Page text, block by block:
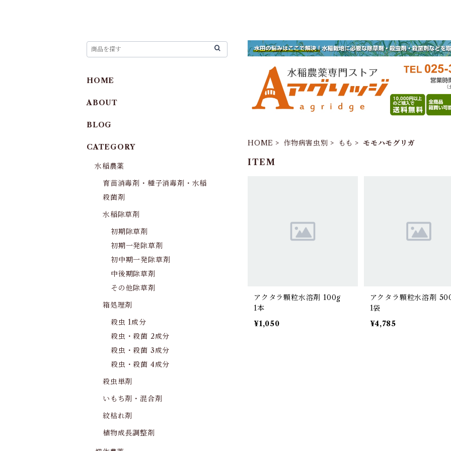
HOME 作物病害虫別 もも モモハモグリガ
ITEM
アクタラ顆粒水溶剤 100g
1本
¥1,050
アクタラ顆粒水溶剤
1袋
¥4,785
HOME
ABOUT
BLOG
CATEGORY
水稲農薬
育苗消毒剤・種子消毒剤・水稲
殺菌剤
水稲除草剤
初期除草剤
初期一発除草剤
初中期一発除草剤
中後期除草剤
その他除草剤
箱処理剤
殺虫 1成分
殺虫・殺菌 2成分
殺虫・殺菌 3成分
殺虫・殺菌 4成分
殺虫単剤
いもち剤・混合剤
紋枯れ剤
植物成長調整剤